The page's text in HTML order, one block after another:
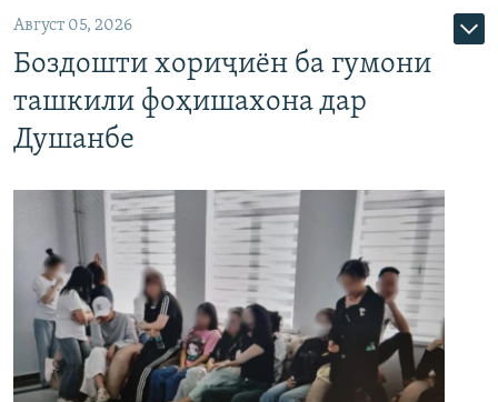
Август 05, 2026
Боздошти хориҷиён ба гумони
ташкили фоҳишахона дар
Душанбе